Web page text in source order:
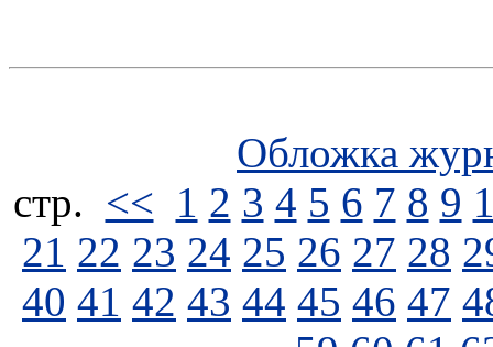
Обложка
стp. << 1 2 3 4 5 6 7 8 9
21 22 23 24 25 26 27 28
40 41 42 43 44 45 46 47